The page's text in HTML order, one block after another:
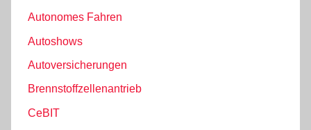
Autonomes Fahren
Autoshows
Autoversicherungen
Brennstoffzellenantrieb
CeBIT